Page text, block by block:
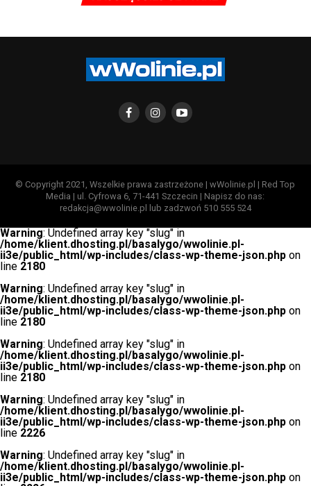
© Copyright 2021, Wszelkie prawa zastrzeżone | wWolinie.pl | Red Top
Media | ul. Cyfrowa 6, 71-441 Szczecin | Napisz do nas:
redakcja@wwolinie.pl lub zadzwoń 510 555 524
Warning: Undefined array key "slug" in
/home/klient.dhosting.pl/basalygo/wwolinie.pl-
ii3e/public_html/wp-includes/class-wp-theme-json.php on
line 2180
Warning: Undefined array key "slug" in
/home/klient.dhosting.pl/basalygo/wwolinie.pl-
ii3e/public_html/wp-includes/class-wp-theme-json.php on
line 2180
Warning: Undefined array key "slug" in
/home/klient.dhosting.pl/basalygo/wwolinie.pl-
ii3e/public_html/wp-includes/class-wp-theme-json.php on
line 2180
Warning: Undefined array key "slug" in
/home/klient.dhosting.pl/basalygo/wwolinie.pl-
ii3e/public_html/wp-includes/class-wp-theme-json.php on
line 2226
Warning: Undefined array key "slug" in
/home/klient.dhosting.pl/basalygo/wwolinie.pl-
ii3e/public_html/wp-includes/class-wp-theme-json.php on